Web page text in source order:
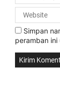
Simpan
peramban